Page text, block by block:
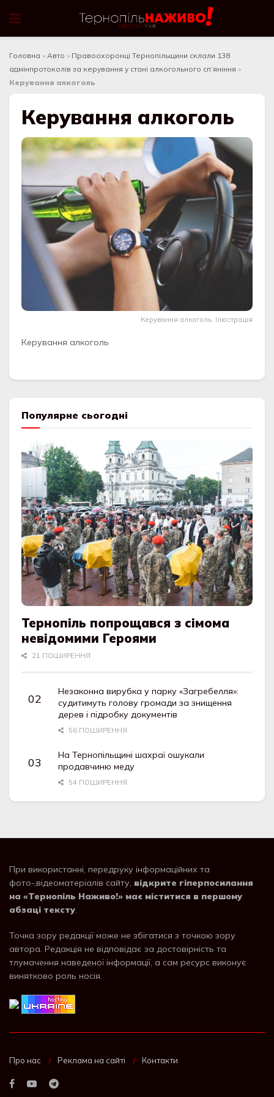
Головна » Авто » Правоохоронці Тернопільщини склали 138
адмінпротоколів за керування у стані алкогольного сп’яніння »
Керування алкоголь
Керування алкоголь
Керування алкоголь. Ілюстрація
Керування алкоголь
Популярне сьогодні
Тернопіль попрощався з сімома
невідомими Героями
21 ПОШИРЕННЯ
Незаконна вирубка у парку «Загребелля»:
судитимуть голову громади за знищення
дерев і підробку документів
56 ПОШИРЕННЯ
На Тернопільщині шахраї ошукали
продавчиню меду
54 ПОШИРЕННЯ
При використанні, передруку інформаційних та
фото-,відеоматеріалів сайту, відкрите гіперпосилання
на «Тернопіль Наживо!» має міститися в першому
абзаці тексту.
Точка зору редакції може не збігатися з точкою зору
автора. Редакція не відповідає за достовірність та
тлумачення наведеної інформації, а сам ресурс виконує
винятково роль носія.
Про нас Реклама на сайті Контакти